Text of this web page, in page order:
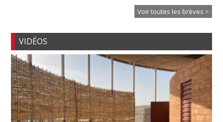
Voir toutes les brèves >
VIDÉOS